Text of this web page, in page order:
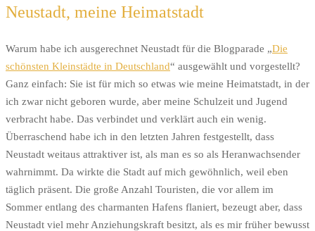
Neustadt, meine Heimatstadt
Warum habe ich ausgerechnet Neustadt für die Blogparade „Die
schönsten Kleinstädte in Deutschland“ ausgewählt und vorgestellt?
Ganz einfach: Sie ist für mich so etwas wie meine Heimatstadt, in der
ich zwar nicht geboren wurde, aber meine Schulzeit und Jugend
verbracht habe. Das verbindet und verklärt auch ein wenig.
Überraschend habe ich in den letzten Jahren festgestellt, dass
Neustadt weitaus attraktiver ist, als man es so als Heranwachsender
wahrnimmt. Da wirkte die Stadt auf mich gewöhnlich, weil eben
täglich präsent. Die große Anzahl Touristen, die vor allem im
Sommer entlang des charmanten Hafens flaniert, bezeugt aber, dass
Neustadt viel mehr Anziehungskraft besitzt, als es mir früher bewusst